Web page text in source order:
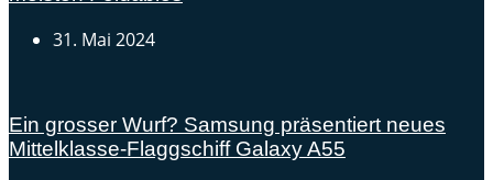
31. Mai 2024
Ein grosser Wurf? Samsung präsentiert neues
Mittelklasse-Flaggschiff Galaxy A55